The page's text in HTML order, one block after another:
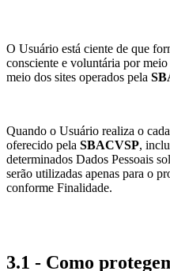
O Usuário está ciente de que
consciente e voluntária por
meio dos sites operados pela
Quando o Usuário realiza o
oferecido pela SBACVSP,
determinados Dados Pessoais
serão utilizadas apenas para o
conforme Finalidade.
3.1 - Como